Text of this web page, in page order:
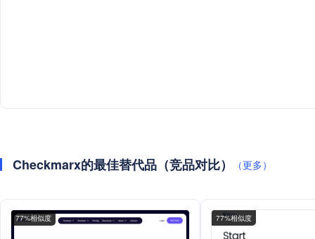
Checkmarx的最佳替代品（竞品对比） （更多）
77%相似度 77%相似度